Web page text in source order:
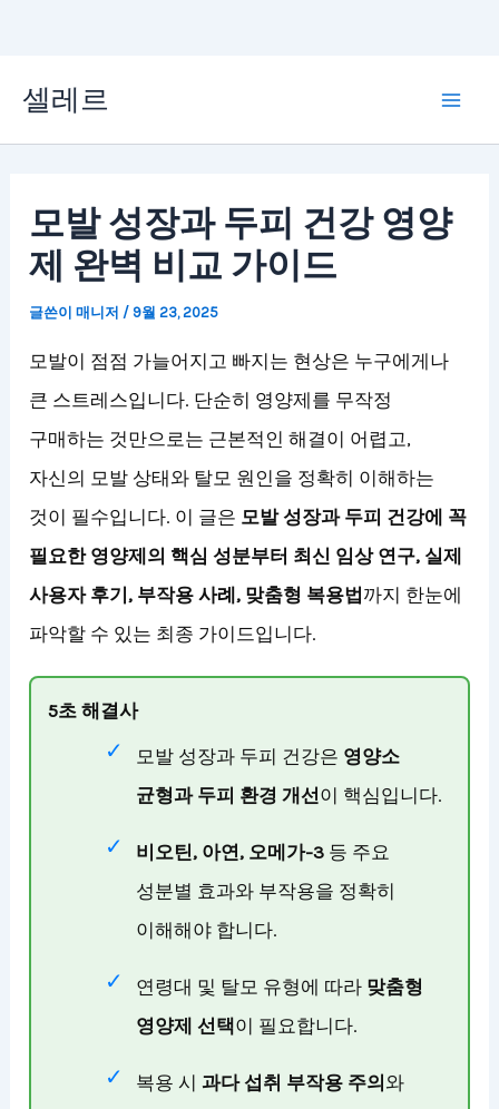
츠
셀레르
모발 성장과 두피 건강 영양
제 완벽 비교 가이드
글쓴이매니저 / 9월 23, 2025
모발이 점점 가늘어지고 빠지는 현상은 누구에게나
큰 스트레스입니다. 단순히 영양제를 무작정
구매하는 것만으로는 근본적인 해결이 어렵고,
자신의 모발 상태와 탈모 원인을 정확히 이해하는
것이 필수입니다. 이 글은 모발 성장과 두피 건강에 꼭
필요한 영양제의 핵심 성분부터 최신 임상 연구, 실제
사용자 후기, 부작용 사례, 맞춤형 복용법 까지 한눈에
파악할 수 있는 최종 가이드입니다.
5초 해결사
모발 성장과 두피 건강은 영양소
균형과 두피 환경 개선이 핵심입니다.
비오틴, 아연, 오메가-3 등 주요
성분별 효과와 부작용을 정확히
이해해야 합니다.
연령대 및 탈모 유형에 따라 맞춤형
영양제 선택이 필요합니다.
복용 시과다 섭취 부작용 주의 와